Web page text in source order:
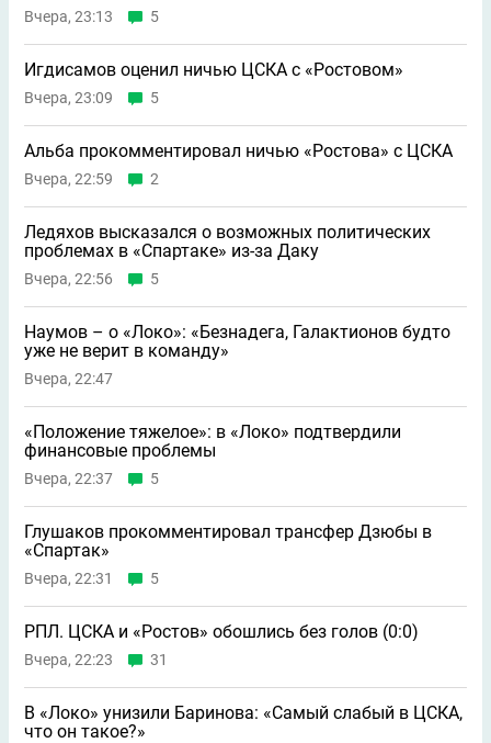
Вчера, 23:13 5
Игдисамов оценил ничью ЦСКА с «Ростовом»
Вчера, 23:09 5
Альба прокомментировал ничью «Ростова» с ЦСКА
Вчера, 22:59 2
Ледяхов высказался о возможных политических
проблемах в «Спартаке» из-за Даку
Вчера, 22:56 5
Наумов – о «Локо»: «Безнадега, Галактионов будто
уже не верит в команду»
Вчера, 22:47
«Положение тяжелое»: в «Локо» подтвердили
финансовые проблемы
Вчера, 22:37 5
Глушаков прокомментировал трансфер Дзюбы в
«Спартак»
Вчера, 22:31 5
РПЛ. ЦСКА и «Ростов» обошлись без голов (0:0)
Вчера, 22:23 31
В «Локо» унизили Баринова: «Самый слабый в ЦСКА,
что он такое?»